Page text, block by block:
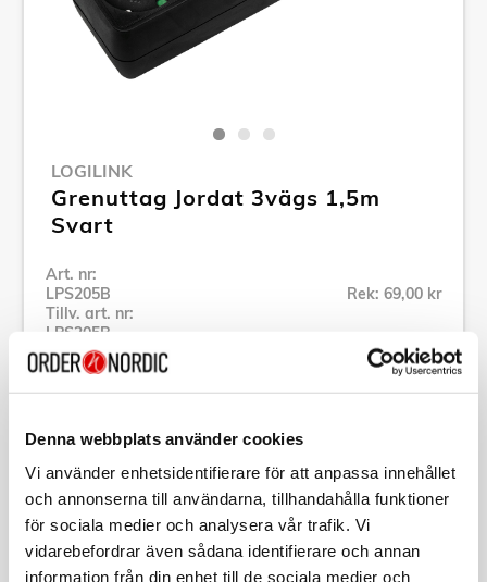
Denna webbplats använder cookies
Vi använder enhetsidentifierare för att anpassa innehållet
och annonserna till användarna, tillhandahålla funktioner
för sociala medier och analysera vår trafik. Vi
vidarebefordrar även sådana identifierare och annan
information från din enhet till de sociala medier och
LOGILINK
Grenuttag Jordat 3vägs 1,5m
Svart
Art. nr:
LPS205B
Tillv. art. nr:
LPS205B
Rek: 69,00 kr
Se alla produkter inom LogiLink
Specifikation
Beskrivning
Art. nr:LPS205B